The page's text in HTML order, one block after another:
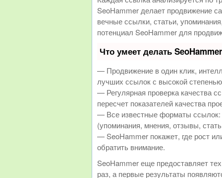
SeoHammer делает продвижение
вечные ссылки, статьи,
потенциал SeoHammer для
Что умеет делать SeoHammer
— Продвижение в один клик,
лучших ссылок с высокой
— Регулярная проверка качества
пересчет показателей качества
— Все известные форматы ссылок:
(упоминания, мнения, отзывы,
— SeoHammer покажет, где рост
обратить внимание.
SeoHammer еще предоставляет
раз, а первые результаты